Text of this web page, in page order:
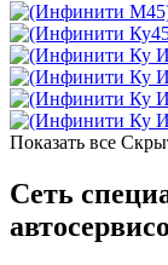
Показать все
Сеть